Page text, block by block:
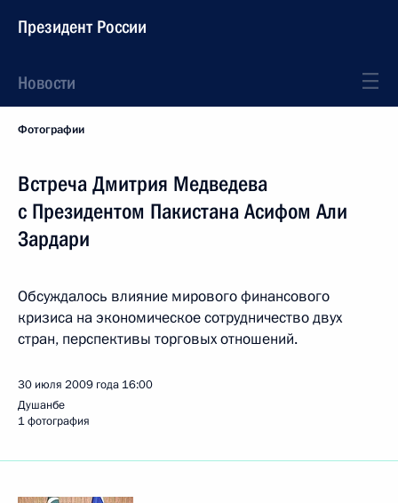
Президент России
Новости
Фотографии
Встреча Дмитрия Медведева
с Президентом Пакистана Асифом Али
Зардари
Обсуждалось влияние мирового финансового
кризиса на экономическое сотрудничество двух
стран, перспективы торговых отношений.
30 июля 2009 года 16:00
Душанбе
1 фотография